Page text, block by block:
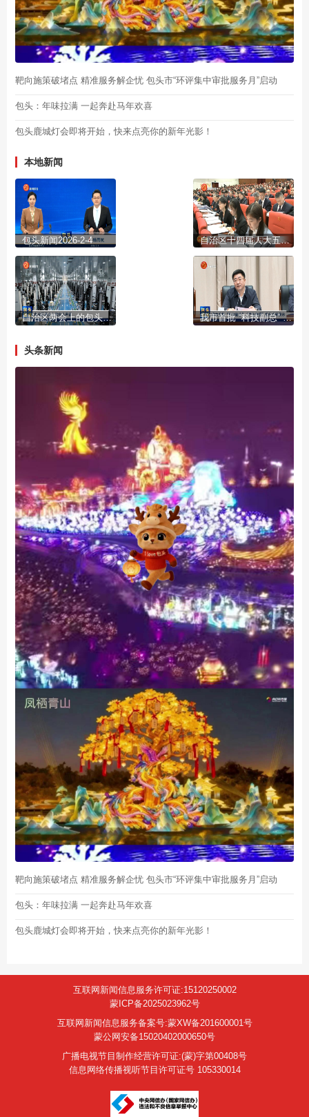
靶向施策破堵点 精准服务解企忧 包头市“环评集中审批服务月”启动
包头：年味拉满 一起奔赴马年欢喜
包头鹿城灯会即将开始，快来点亮你的新年光影！
本地新闻
包头新闻2026-2-4 自治区十四届人大五次会议开幕
自治区两会上的包头声音 我市首批 “科技副总” “产业教授”进行成果展示
头条新闻
靶向施策破堵点 精准服务解企忧 包头市“环评集中审批服务月”启动
包头：年味拉满 一起奔赴马年欢喜
包头鹿城灯会即将开始，快来点亮你的新年光影！
互联网新闻信息服务许可证:15120250002
蒙ICP备2025023962号
互联网新闻信息服务备案号:蒙XW备201600001号
蒙公网安备15020402000650号
广播电视节目制作经营许可证:(蒙)字第00408号
信息网络传播视听节目许可证号 105330014